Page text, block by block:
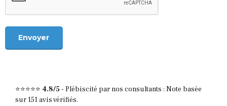
⭐⭐⭐⭐⭐ 4.8/5 - Plébiscité par nos consultants : Note basée
sur 151 avis vérifiés.